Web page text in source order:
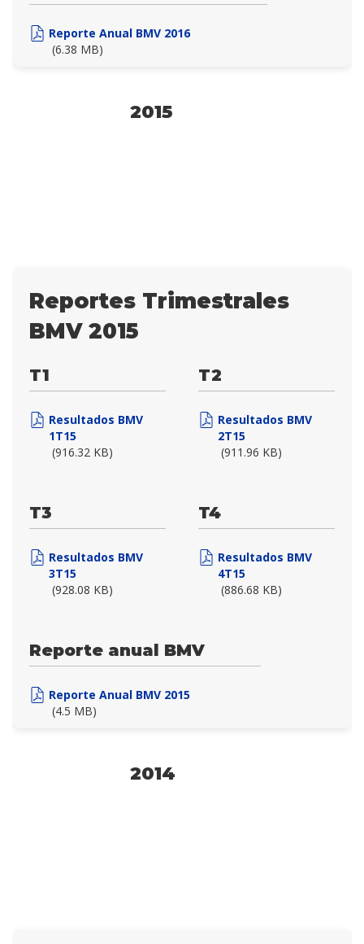
Reporte Anual BMV 2016
(6.38 MB)
2015
Reportes Trimestrales
BMV 2015
T1
Resultados BMV
1T15
(916.32 KB)
T2
Resultados BMV
2T15
(911.96 KB)
T3
Resultados BMV
3T15
(928.08 KB)
T4
Resultados BMV
4T15
(886.68 KB)
Reporte anual BMV
Reporte Anual BMV 2015
(4.5 MB)
2014